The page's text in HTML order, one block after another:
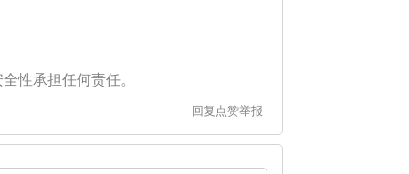
性承担任何责任。
回复 点赞举报